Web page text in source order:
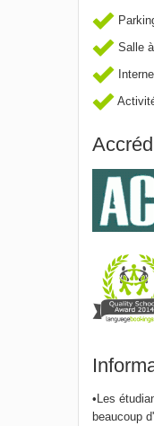
Salle
•Les
beaucoup